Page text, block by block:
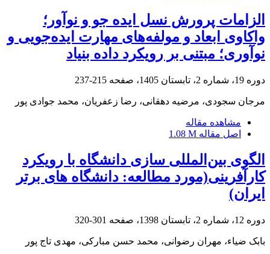
الزامات پرورش نسل ایده جو و نوآور؛
واکاوی ابعاد و مولفه‌های مهارت‌ ایده‌جویی و
نوآوری؛ مبتنی بر رویکرد داده بنیاد
دوره 19، شماره 2، تابستان 1405، صفحه 215-237
مرجان سجودی، مرضیه دهقانی، رضا زعفریان، محمد جوادی پور
مشاهده مقاله
اصل مقاله 1.08 M
الگوی بین‌المللی سازی دانشگاه با رویکرد
کارآفرینی(مورد مطالعه: دانشگاه های برتر
ایران)
دوره 12، شماره 2، تابستان 1398، صفحه 301-320
بابک ضیاء، مهران رضوانی، محمد حسن مبارکی، مهدی تاج پور